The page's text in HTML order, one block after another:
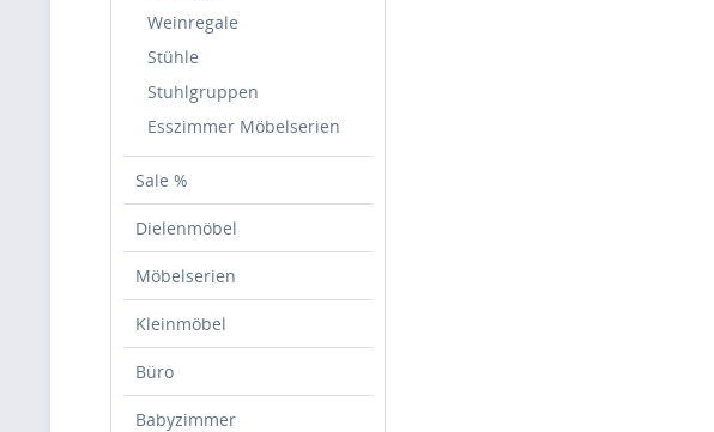
Weinregale
Stühle
Stuhlgruppen
Esszimmer Möbelserien
Sale %
Dielenmöbel
Möbelserien
Kleinmöbel
Büro
Babyzimmer